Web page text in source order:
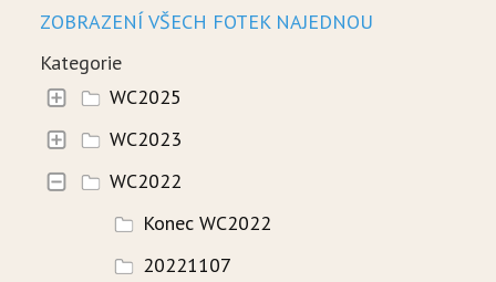
WEBKAMERY
LOW RES METEO
SELF BRIEFING
HISTORIE
WAVECAMP 2024
ZOBRAZENÍ VŠECH FOTEK NAJEDNOU
Kategorie
WC2025
WC2023
WC2022
Konec WC2022
20221107